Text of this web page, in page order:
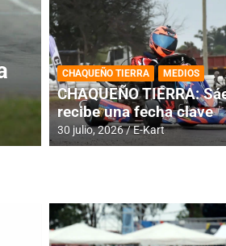
DESTACADA INFORME CENTRAL
RMC BUENOS
histórica en
4 agosto, 2026 E-Kart
CHAQUEÑO TIERRA MEDIOS
CHAQUEÑO TIERRA:
recibe una fecha clave
30 julio, 2026 E-Kart